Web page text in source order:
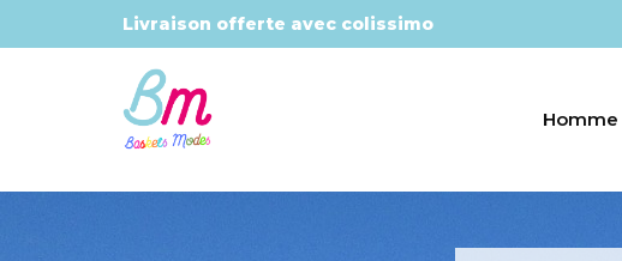
Livraison offerte avec colissimo
Homme